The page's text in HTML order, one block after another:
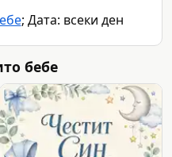
; Дата: всеки ден
бебе